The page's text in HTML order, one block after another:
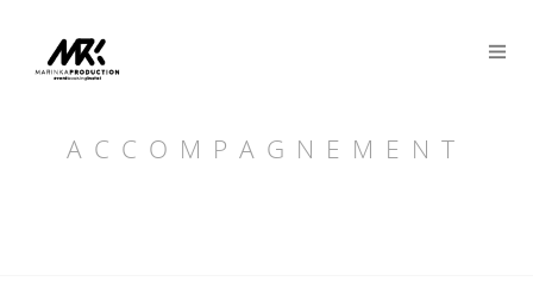
ACCOMPAGNEMENT